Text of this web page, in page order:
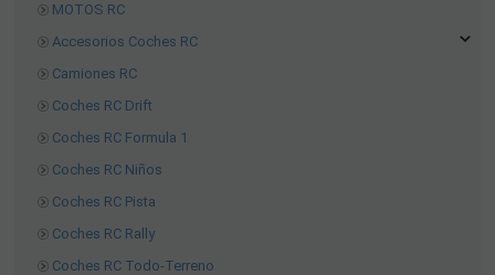
MOTOS RC
Accesorios Coches RC
Camiones RC
Coches RC Drift
Coches RC Formula 1
Coches RC Niños
Coches RC Pista
Coches RC Rally
Coches RC Todo-Terreno